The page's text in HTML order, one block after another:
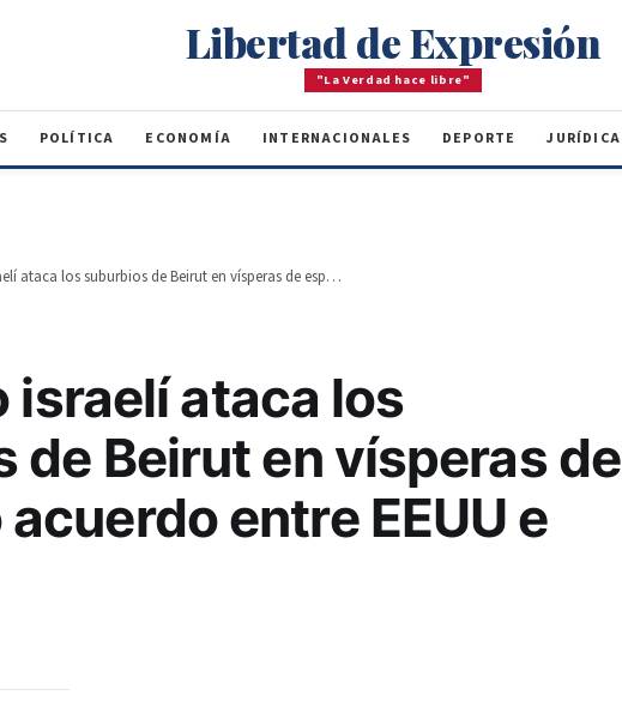
Libertad de Expresión
"La Verdad hace libre"
POLÍTICA ECONOMÍA INTERNACIONALES DEPORTE JURÍDICA
El ejército israelí ataca los suburbios de Beirut en vísperas de esperado acuerdo entre EEUU e Irán
israelí ataca los
de Beirut en vísperas de
entre EEUU e